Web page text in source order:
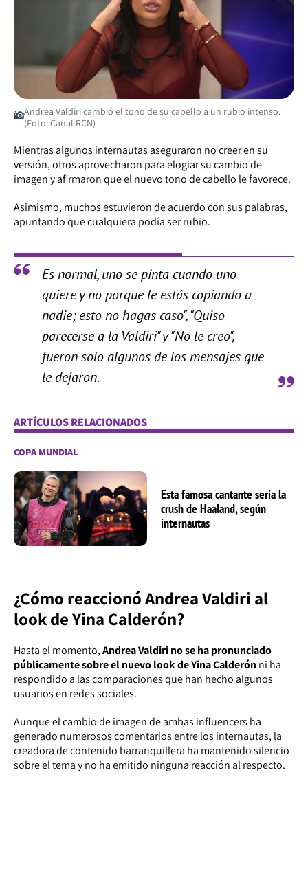
Andrea Valdiri cambió el tono de su cabello a un rubio intenso.
(Foto: Canal RCN)
Mientras algunos internautas aseguraron no creer en su
versión, otros aprovecharon para elogiar su cambio de
imagen y afirmaron que el nuevo tono de cabello le favorece.
Asimismo, muchos estuvieron de acuerdo con sus palabras,
apuntando que cualquiera podía ser rubio.
Es normal, uno se pinta cuando uno
quiere y no porque le estás copiando a
nadie; esto no hagas caso", "Quiso
parecerse a la Valdiri" y "No le creo",
fueron solo algunos de los mensajes que
le dejaron.
ARTÍCULOS RELACIONADOS
COPA MUNDIAL
Esta famosa cantante sería la
crush de Haaland, según
internautas
¿Cómo reaccionó Andrea Valdiri al
look de Yina Calderón?
Hasta el momento,Andrea Valdiri no se ha pronunciado
públicamente sobre el nuevo look de Yina Calderónni ha
respondido a las comparaciones que han hecho algunos
usuarios en redes sociales.
Aunque el cambio de imagen de ambas influencers ha
generado numerosos comentarios entre los internautas, la
creadora de contenido barranquillera ha mantenido silencio
sobre el tema y no ha emitido ninguna reacción al respecto.